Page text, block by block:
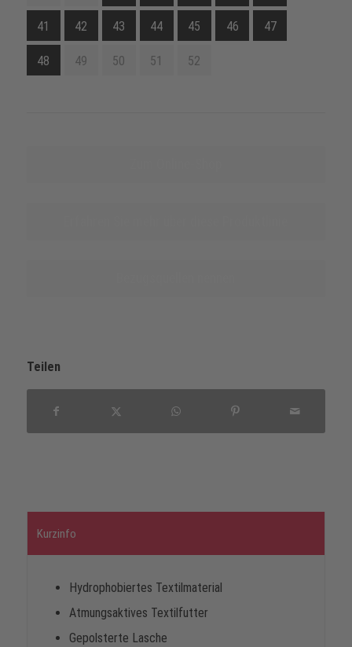
41 42 43 44 45 46 47
48 49 50 51 52
Teilen
Kurzinfo
Hydrophobiertes Textilmaterial
Atmungsaktives Textilfutter
Gepolsterte Lasche